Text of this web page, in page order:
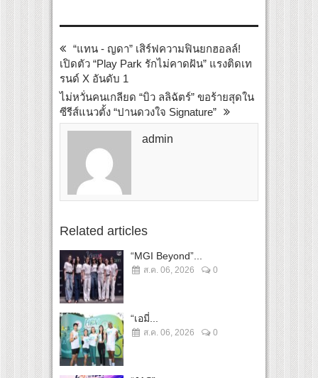
“แทน - ญดา” เสิร์ฟความฟินยกฮอลล์!
เปิดตัว “Play Park รักไม่คาดฝัน” แรงติดเท
รนด์ X อันดับ 1
ไม่หวั่นคนเกลียด “บิว ลลิฉัตร์” ขอร้ายสุดใน
ซีรีส์แนวตั้ง “ปานดวงใจ Signature”
admin
Related articles
“MGI Beyond”...
ส.ค. 06, 2026 0
“เอมี่...
ส.ค. 06, 2026 0